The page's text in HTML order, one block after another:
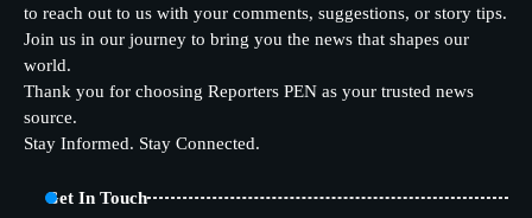
to reach out to us with your comments, suggestions, or story tips.
Join us in our journey to bring you the news that shapes our
world.
Thank you for choosing Reporters PEN as your trusted news
source.
Stay Informed. Stay Connected.
Get In Touch